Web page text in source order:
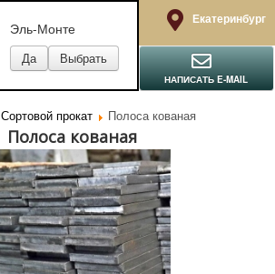
Екатеринбург
НАПИСАТЬ E-MAIL
Сортовой прокат Полоса кованая
Полоса кованая
Эль-Монте